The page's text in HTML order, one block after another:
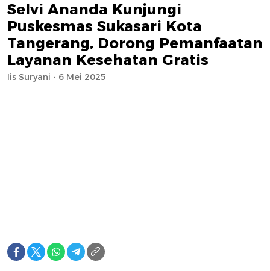
Selvi Ananda Kunjungi
Puskesmas Sukasari Kota
Tangerang, Dorong Pemanfaatan
Layanan Kesehatan Gratis
Iis Suryani - 6 Mei 2025